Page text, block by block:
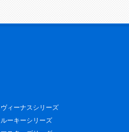
ヴィーナスシリーズ
ルーキーシリーズ